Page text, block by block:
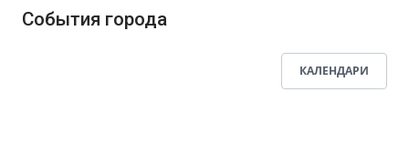
События города
КАЛЕНДАРИ